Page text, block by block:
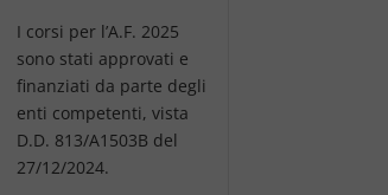
I corsi per l’A.F. 2025
sono stati approvati e
finanziati da parte degli
enti competenti, vista
D.D. 813/A1503B del
27/12/2024.